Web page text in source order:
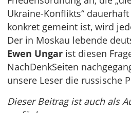
Ukraine-Konflikts“
konkret gemeint ist, wird
Der in Moskau lebende
Ewen Ungar ist diesen
NachDenkSeiten
unsere Leser die russische
Dieser Beitrag ist auch als